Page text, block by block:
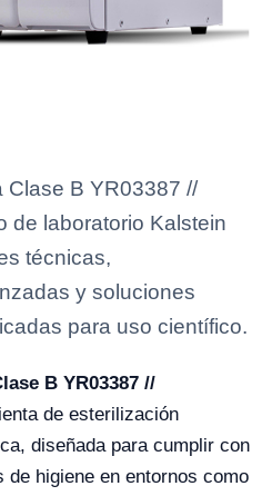
Clase B YR03387 //
laboratorio Kalstein
técnicas,
y soluciones
para uso científico.
B YR03387 //
de esterilización
diseñada para cumplir con
de higiene en entornos como